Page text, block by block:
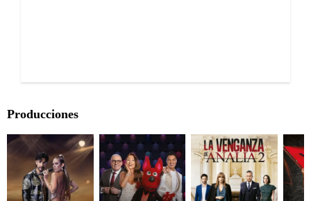
Producciones